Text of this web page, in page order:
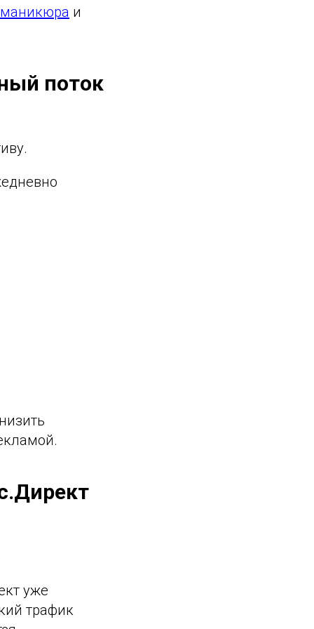
маникюра и
поток
уже
трафик